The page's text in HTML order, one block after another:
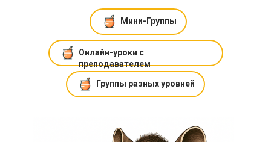
Мини-Группы
Группы разных уровней
Онлайн-уроки с
преподавателем